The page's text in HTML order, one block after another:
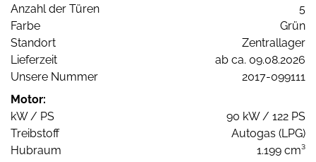
Anzahl der Türen
5
Farbe
Grün
Standort
Zentrallager
Lieferzeit
ab ca. 09.08.2026
Unsere Nummer
2017-099111
Motor:
kW / PS
90 kW / 122 PS
Treibstoff
Autogas (LPG)
Hubraum
1.199 cm³